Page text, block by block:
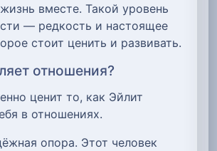
вместе. Такой уровень
— редкость и настоящее
стоит ценить и развивать.
отношения?
ценит то, как Эйлит
в отношениях.
опора. Этот человек